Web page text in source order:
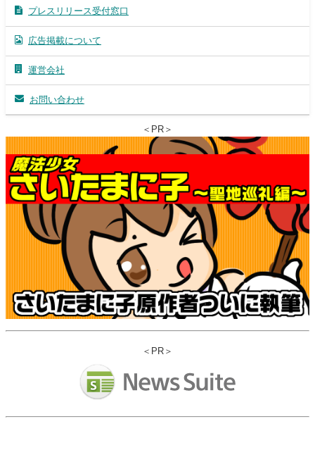
プレスリリース受付窓口
広告掲載について
運営会社
お問い合わせ
＜PR＞
＜PR＞